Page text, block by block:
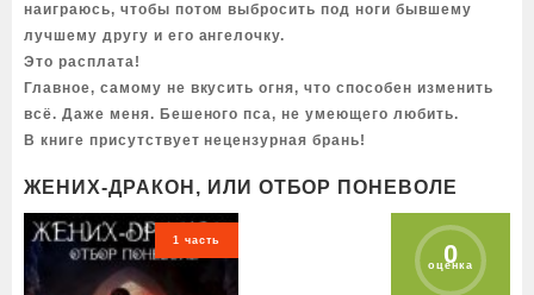
наиграюсь, чтобы потом выбросить под ноги бывшему
лучшему другу и его ангелочку.
Это расплата!
Главное, самому не вкусить огня, что способен изменить
всё. Даже меня. Бешеного пса, не умеющего любить.
В книге присутствует нецензурная брань!
ЖЕНИХ-ДРАКОН, ИЛИ ОТБОР ПОНЕВОЛЕ
1 часть 0
оценка